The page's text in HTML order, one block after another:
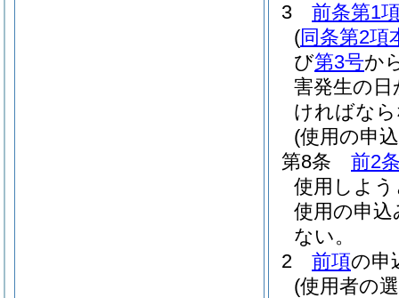
3
前条第1
(同条第2項
び第3号か
害発生の
ければな
(使用の申
第8条
前2
使用しよ
使用の申
ない。
2
前項の申
(使用者の